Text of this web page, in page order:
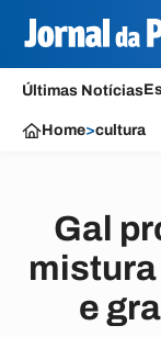
Últimas Notícias
Home>cultura
Gal
e